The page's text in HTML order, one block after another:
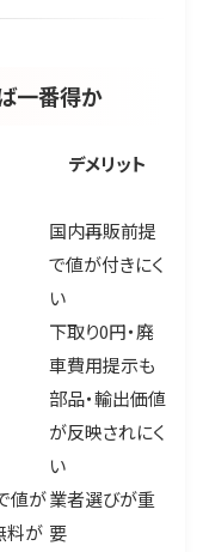
一番得か
デメリット
国内再販前提
で値が付きにく
い
下取り0円・廃
車費用提示も
部品・輸出価値
が反映されにく
い
値が
料が
業者選びが重
要